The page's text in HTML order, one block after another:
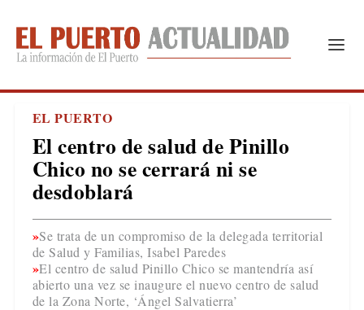
EL PUERTO
El centro de salud de Pinillo
Chico no se cerrará ni se
desdoblará
Se trata de un compromiso de la delegada territorial
de Salud y Familias, Isabel Paredes
El centro de salud Pinillo Chico se mantendría así
abierto una vez se inaugure el nuevo centro de salud
de la Zona Norte, ‘Ángel Salvatierra’